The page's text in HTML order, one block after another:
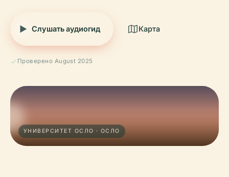
Слушать аудиогид Карта
Проверено August 2025
УНИВЕРСИТЕТ ОСЛО · ОСЛО